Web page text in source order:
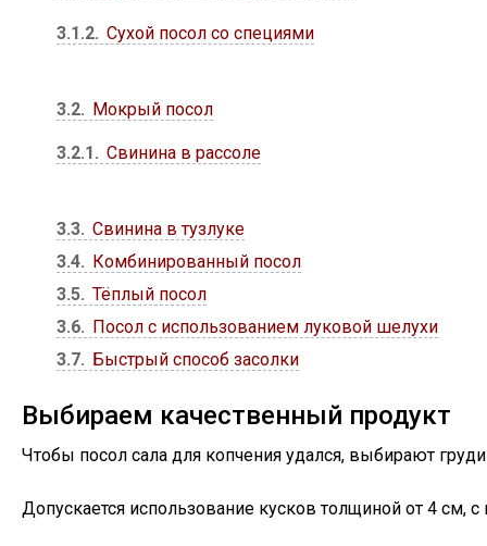
3.1.2 Сухой посол со специями
3.2 Мокрый посол
3.2.1 Свинина в рассоле
3.3
Свинина в тузлуке
3.4
Комбинированный посол
3.5
Тёплый посол
3.6
Посол с использованием луковой шелухи
3.7
Быстрый способ засолки
Выбираем качественный продукт
Чтобы посол сала для копчения удался, выбирают
Допускается использование кусков толщиной от 4 см, с